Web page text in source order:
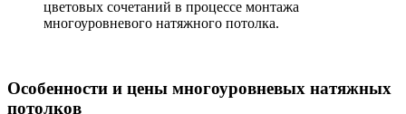
цветовых сочетаний в процессе монтажа
многоуровневого натяжного потолка.
Особенности и цены многоуровневых натяжных
потолков